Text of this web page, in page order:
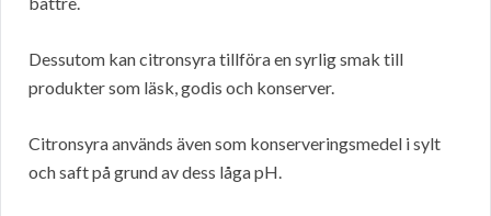
Dessutom kan citronsyra tillföra en syrlig smak till
produkter som läsk, godis och konserver.
Citronsyra används även som konserveringsmedel i sylt
och saft på grund av dess låga pH.